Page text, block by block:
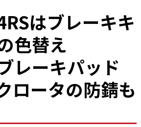
はブレーキキ
色替え
レーキパッド
ロータの防錆も